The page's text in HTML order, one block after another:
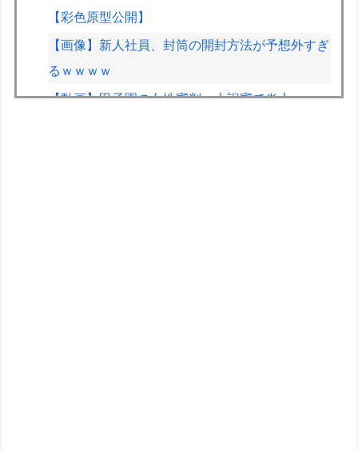
【彩色原型公開】
【画像】新人社員、封筒の開封方法が予想外すぎ
るｗｗｗｗ
【動画】甲子園の女性審判、大誤審で炎上